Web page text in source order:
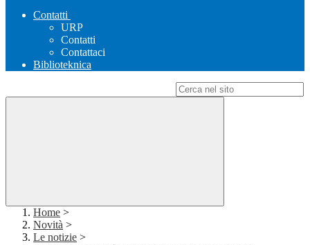
Contatti
URP
Contatti
Contattaci
Biblioteknica
Home >
Novità >
Le notizie >